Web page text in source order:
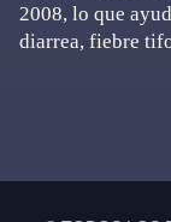
2008, lo que
diarrea, fiebre